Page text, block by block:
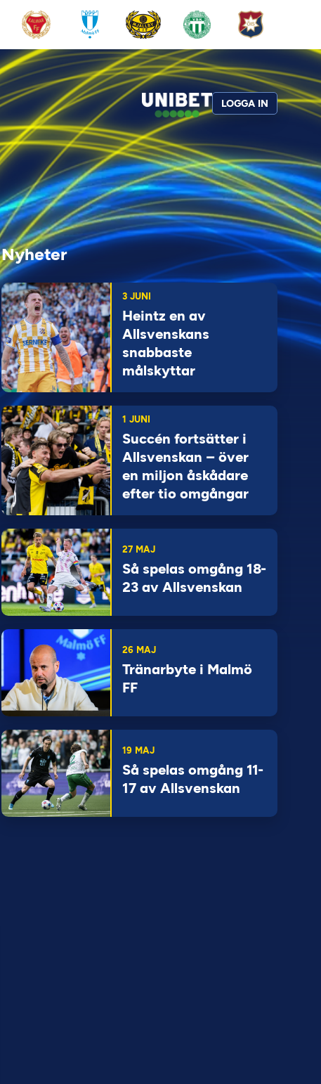
LOGGA IN
Nyheter
3 JUNI
Heintz en av
Allsvenskans
snabbaste
målskyttar
1 JUNI
Succén fortsätter i
Allsvenskan – över
en miljon åskådare
efter tio omgångar
27 MAJ
Så spelas omgång 18-
23 av Allsvenskan
26 MAJ
Tränarbyte i Malmö
FF
19 MAJ
Så spelas omgång 11-
17 av Allsvenskan